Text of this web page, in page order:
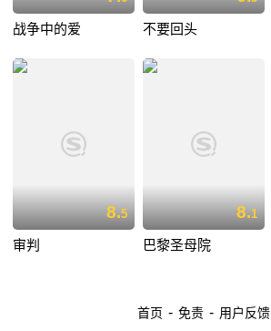
战争中的爱 不要回头
8.5
审判
8.1
巴黎圣母院
首页 - 免责 - 用户反馈